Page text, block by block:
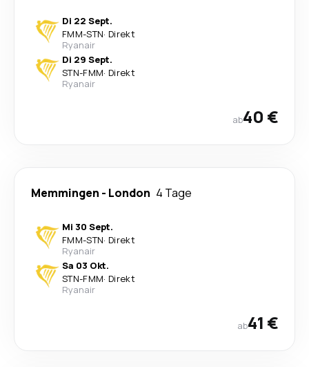
Di 22 Sept.
FMM-STN· Direkt
Ryanair
Di 29 Sept.
STN-FMM· Direkt
Ryanair
ab40 €
Memmingen - London 4 Tage
Mi 30 Sept.
FMM-STN· Direkt
Ryanair
Sa 03 Okt.
STN-FMM· Direkt
Ryanair
ab41 €